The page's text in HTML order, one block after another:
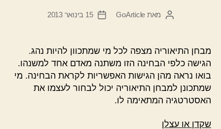
המחבר
מאת GoArticle
תאריך
15 בינואר 2013
מבחן התיאוריה מצפה לכל מי שמתכוון להיות נהג.
הגישה כלפי הבחינה הזו משתנה מאדם אחד למשנהו.
בואו נראה מהן הגישות האפשריות לקראת הבחינה. מי
שמתכונן למבחן התיאוריה יכול לבחור לעצמו את
האסטרטגיה המתאימה לו.
שקדן או עצלן